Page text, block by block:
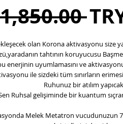
olan Korona aktivasyonu size
tahtının koruyucusu
enerjinin uyumlamasını ve
ile sizdeki tüm sınırların
Ruhunuz bir atılım
Ruhsal gelişiminde bir kuantum
Melek Metatron vucudunuzun